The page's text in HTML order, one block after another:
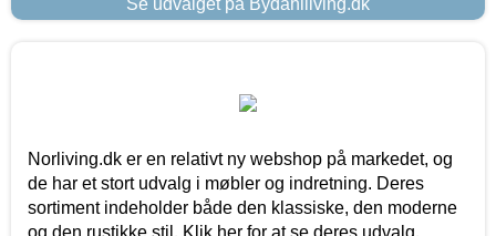
Norliving.dk er en relativt ny webshop på markedet, og
de har et stort udvalg i møbler og indretning. Deres
sortiment indeholder både den klassiske, den moderne
og den rustikke stil. Klik her for at se deres udvalg.